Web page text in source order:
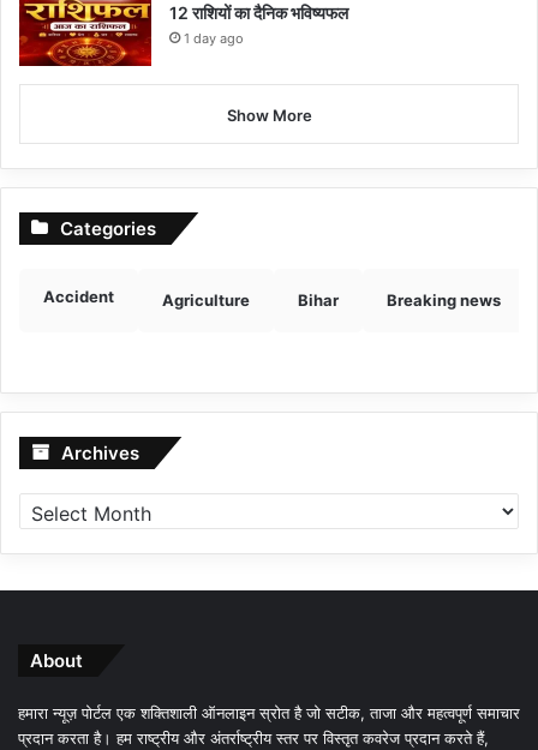
12 राशियों का दैनिक भविष्यफल
1 day ago
Show More
Categories
Accident Agriculture Bihar Breaking news
Archives Archives
About
हमारा न्यूज़ पोर्टल एक शक्तिशाली ऑनलाइन स्रोत है जो सटीक, ताजा और महत्वपूर्ण समाचार
प्रदान करता है। हम राष्ट्रीय और अंतर्राष्ट्रीय स्तर पर विस्तृत कवरेज प्रदान करते हैं,